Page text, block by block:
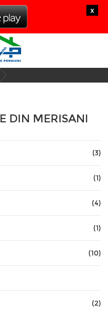
x
DIN MERISANI
(3)
(1)
(4)
(1)
(10)
(2)